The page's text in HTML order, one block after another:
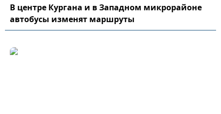
В центре Кургана и в Западном микрорайоне
автобусы изменят маршруты